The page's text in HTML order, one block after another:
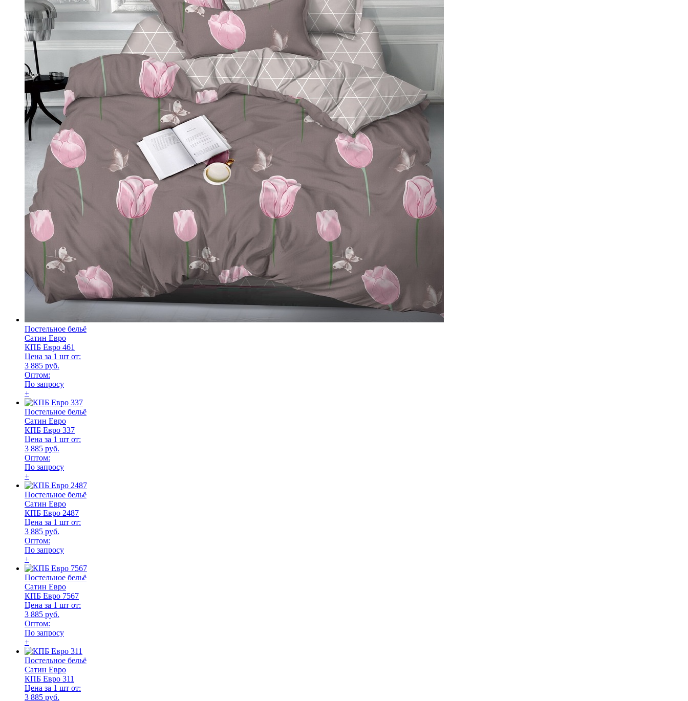
Постельное бельё
Сатин Евро
КПБ Евро 461
Цена за 1 шт от:
3 885 руб.
Оптом:
По запросу
+
Постельное бельё
Сатин Евро
КПБ Евро 337
Цена за 1 шт от:
3 885 руб.
Оптом:
По запросу
+
Постельное бельё
Сатин Евро
КПБ Евро 2487
Цена за 1 шт от:
3 885 руб.
Оптом:
По запросу
+
Постельное бельё
Сатин Евро
КПБ Евро 7567
Цена за 1 шт от:
3 885 руб.
Оптом:
По запросу
+
Постельное бельё
Сатин Евро
КПБ Евро 311
Цена за 1 шт от:
3 885 руб.